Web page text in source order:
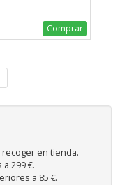
Comprar
recoger en tienda.
299 €.
a 85 €.